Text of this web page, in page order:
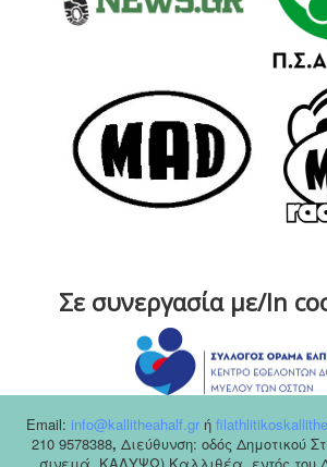
Σε συνεργασία με/In
Email: info@kallitheahalf.gr ή
210 9578388, Διεύθυνση: οδός Δημοτικού